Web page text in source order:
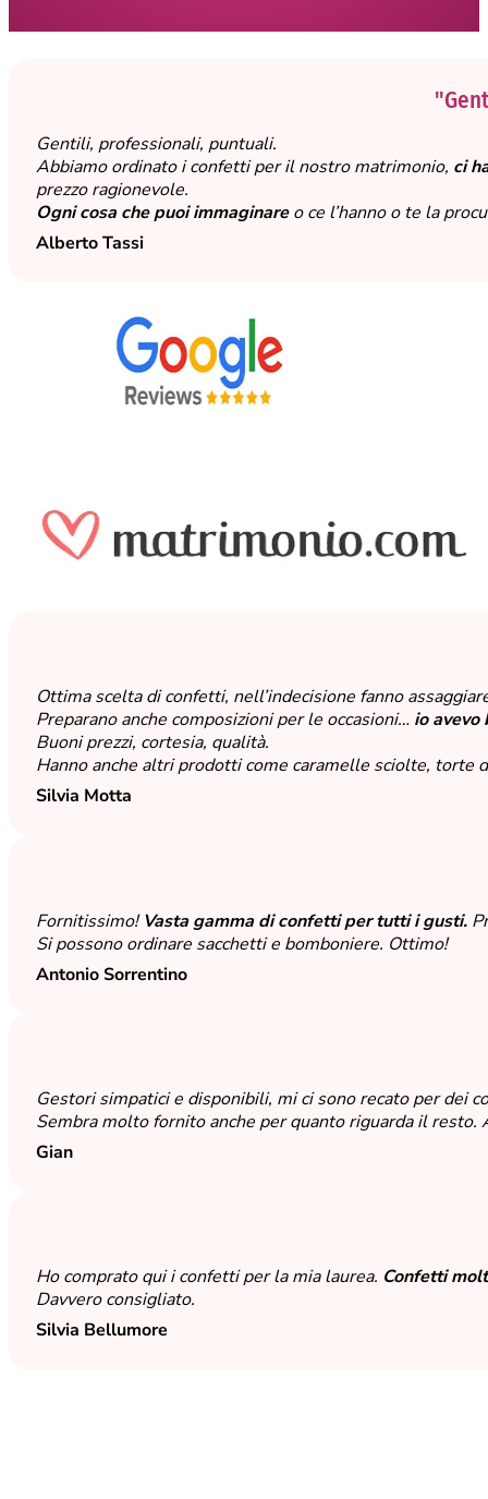
Gentili, professionali, puntuali.
Abbiamo ordinato i confetti per il nostro matrimonio, ci
prezzo ragionevole.
Ogni cosa che puoi immaginareo ce l’hanno o te la
Alberto Tassi
Ottima scelta di confetti, nell’indecisione fanno
Preparano anche composizioni per le occasioni… io
Buoni prezzi, cortesia, qualità.
Hanno anche altri prodotti come caramelle sciolte, torte
Silvia Motta
Fornitissimo!Vasta gamma di confetti per tutti i gusti.
Si possono ordinare sacchetti e bomboniere. Ottimo!
Antonio Sorrentino
Gestori simpatici e disponibili, mi ci sono recato per dei
Sembra molto fornito anche per quanto riguarda il
Gian
Ho comprato qui i confetti per la mia laurea. Confetti
Davvero consigliato.
Silvia Bellumore